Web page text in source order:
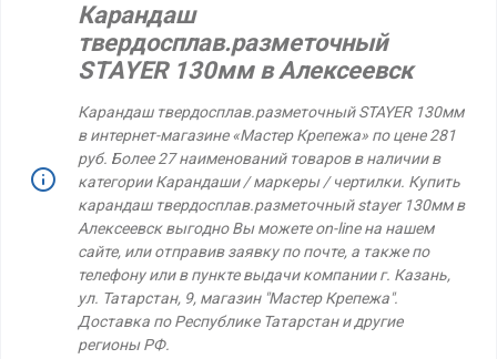
Карандаш
твердосплав.разметочный
STAYER 130мм в Алексеевск
Карандаш твердосплав.разметочный STAYER 130мм
в интернет-магазине «Мастер Крепежа» по цене 281
руб. Более 27 наименований товаров в наличии в
категории Карандаши / маркеры / чертилки. Купить
карандаш твердосплав.разметочный stayer 130мм в
Алексеевск выгодно Вы можете on-line на нашем
сайте, или отправив заявку по почте, а также по
телефону или в пункте выдачи компании г. Казань,
ул. Татарстан, 9, магазин "Мастер Крепежа".
Доставка по Республике Татарстан и другие
регионы РФ.